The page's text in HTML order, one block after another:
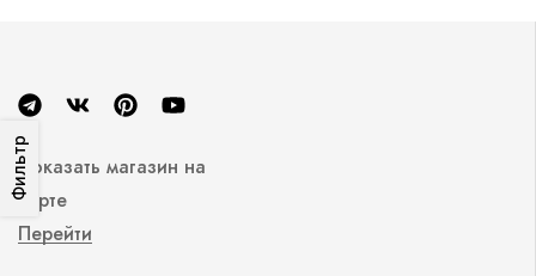
ФильтрПоказать магазин на
карте
Перейти